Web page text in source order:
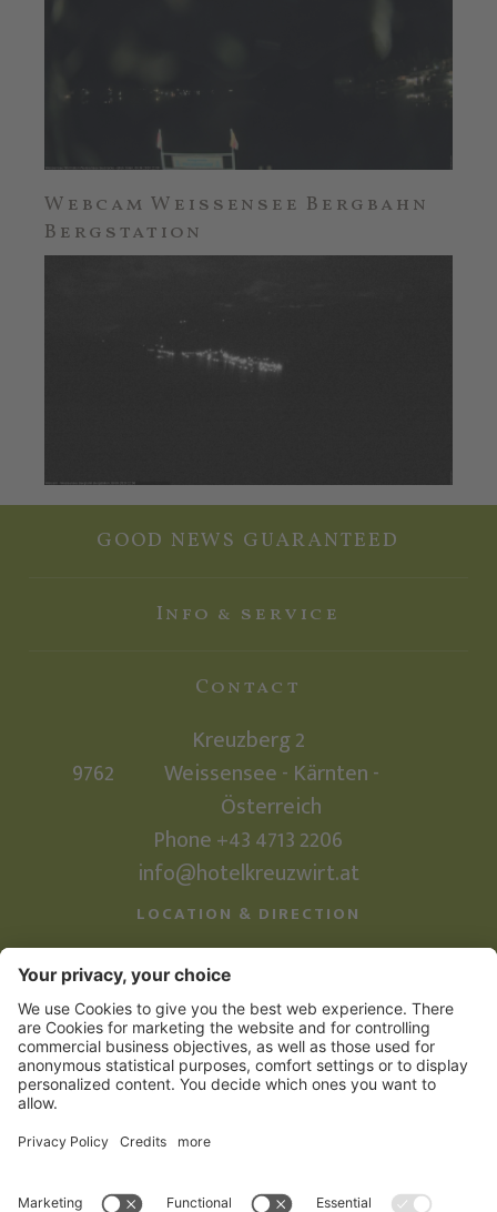
Webcam Weissensee Bergbahn
Bergstation
GOOD NEWS GUARANTEED
Info & service
Contact
Kreuzberg 2
9762
Weissensee - Kärnten -
Österreich
Phone+43 4713 2206
info@hotelkreuzwirt.at
LOCATION & DIRECTION